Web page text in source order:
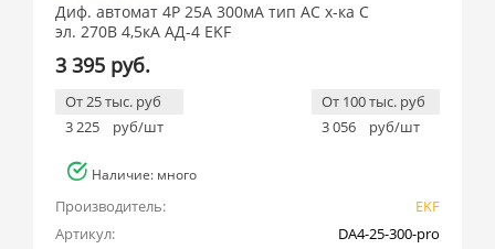
Диф. автомат 4P 25А 300мА тип АС х-ка C
эл. 270В 4,5кА АД-4 EKF
3 395 руб.
От 25 тыс. руб
3 225
руб/шт
От 100 тыс. руб
3 056
руб/шт
Наличие: много
Производитель:
EKF
Артикул:
DA4-25-300-pro